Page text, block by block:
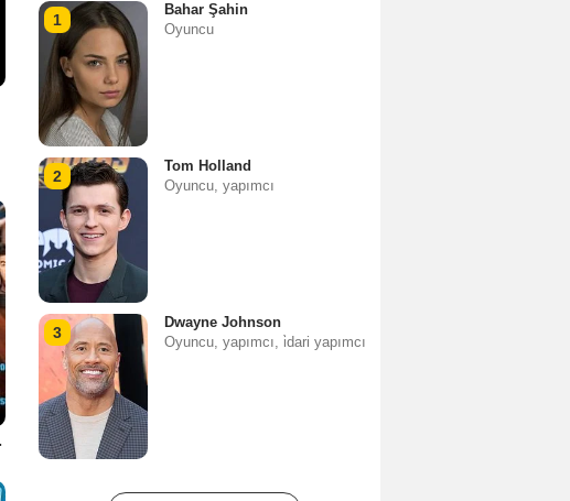
1
Bahar Şahin
Oyuncu
2
Tom Holland
Oyuncu, yapımcı
3
Dwayne Johnson
Oyuncu, yapımcı, i̇dari yapımcı